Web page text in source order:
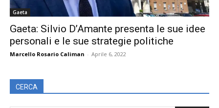
Gaeta
Gaeta: Silvio D’Amante presenta le sue idee
personali e le sue strategie politiche
Marcello Rosario Caliman - Aprile 6, 2022
CERCA